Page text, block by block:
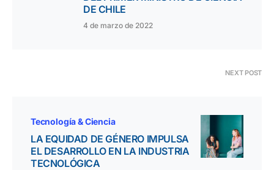
DE CHILE
4 de marzo de 2022
NEXT POST
Tecnología & Ciencia
LA EQUIDAD DE GÉNERO IMPULSA
EL DESARROLLO EN LA INDUSTRIA
TECNOLÓGICA